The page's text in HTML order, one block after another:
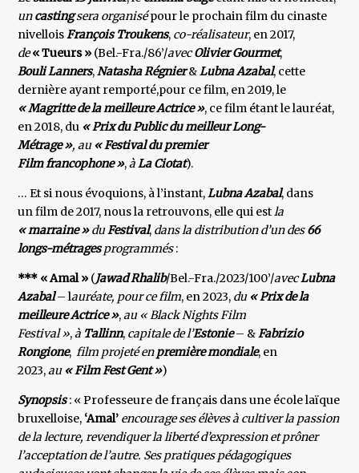
uncastingsera organisépour le prochain film du cinaste
nivelloisFrançois Troukens, co-réalisateur, en 2017,
de« Tueurs » (Bel.-Fra./86’/avecOlivier Gourmet,
Bouli Lanners,Natasha Régnier&Lubna Azabal, cette
dernière ayant remporté,pour ce film, en 2019, le
« Magritte de la meilleure Actrice », ce film étant le lauréat,
en 2018, du « Prix du Public du meilleur Long-
Métrage », au « Festival du premier
Film francophone »,àLa Ciotat).
… Et si nous évoquions, à l’instant,Lubna Azabal, dans
un film de 2017, nous la retrouvons, elle qui estla
« marraine »duFestival, dans la distribution d’un des66
longs-métragesprogrammés:
*** « Amal » (Jawad Rhalib/Bel.-Fra./2023/100’/avecLubna
Azabal– lauréate, pour ce film, en 2023, du« Prix dela
meilleure Actrice »,au « Black Nights Film
Festival »,à Tallinn, capitale de l’Estonie– &Fabrizio
Rongione,film projeté enpremière mondiale, en
2023,au « Film Fest Gent »)
Synopsis: « Professeure de français dans une école laïque
bruxelloise, ‘Amal’ encourage ses élèves à cultiver la passion
de la lecture, revendiquer la liberté d’expression et prôner
l’acceptation de l’autre. Ses pratiques pédagogiques